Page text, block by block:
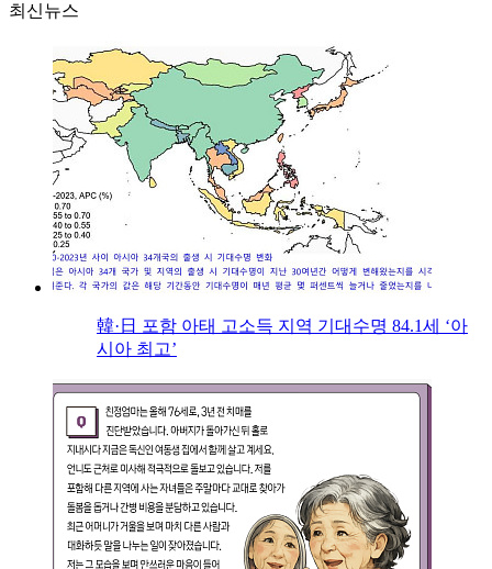
최신뉴스
韓·日 포함 아태 고소득 지역 기대수명 84.1세 ‘아
시아 최고’